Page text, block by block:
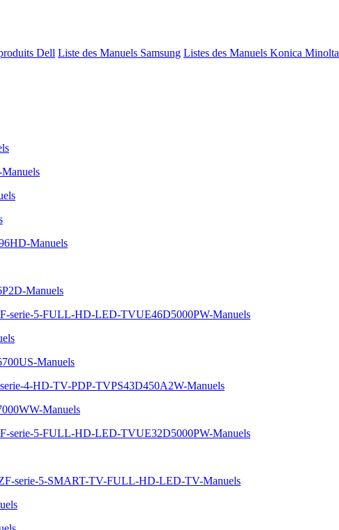
Dell Liste des Manuels Samsung Listes des Manuels Konica Minolta
Manuels
Manuels
serie-5-FULL-HD-LED-TVUE46D5000PW-Manuels
Manuels
4-HD-TV-PDP-TVPS43D450A2W-Manuels
Manuels
serie-5-FULL-HD-LED-TVUE32D5000PW-Manuels
serie-5-SMART-TV-FULL-HD-LED-TV-Manuels